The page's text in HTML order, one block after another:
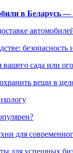
в Беларусь
безопасность
сада или
вещи в
для
для успешных